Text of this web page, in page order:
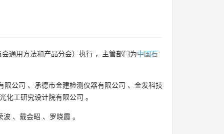
通用方法和产品分会）执行 ，主管部门为中国石
限公司 、 承德市金建检测仪器有限公司 、 金发科技
化工研究设计院有限公司 。
波 、 戴会昭 、 罗晓霞 。